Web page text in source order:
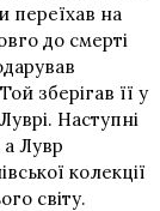
переїхав на
до смерті
зберігав її у
Наступні
а Лувр
колекції
світу.